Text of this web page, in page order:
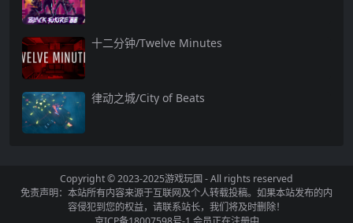
十二分钟/Twelve Minutes
律动之城/City of Beats
Copyright © 2023-2025游戏玩国- All rights reserved
免责声明：本站所有内容来源于互联网及个人转载投稿。如果本站发布的内
容侵犯到您的权益，请联系站长，我们将及时删除！